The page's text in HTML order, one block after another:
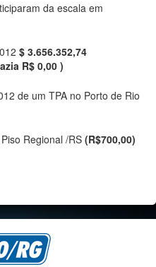
da escala em
$ 3.656.352,74
R$ 0,00 )
de um TPA no Porto de Rio
Regional /RS (R$700,00)